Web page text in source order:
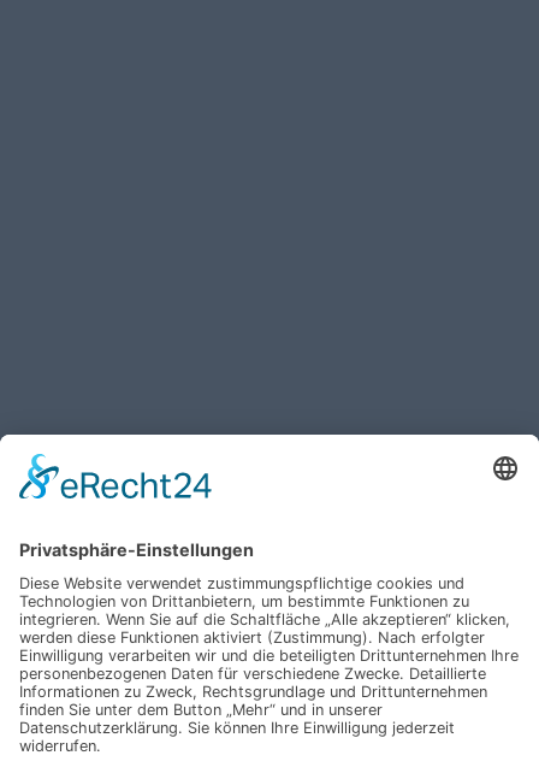
Haben Sie weitere Fragen an uns?